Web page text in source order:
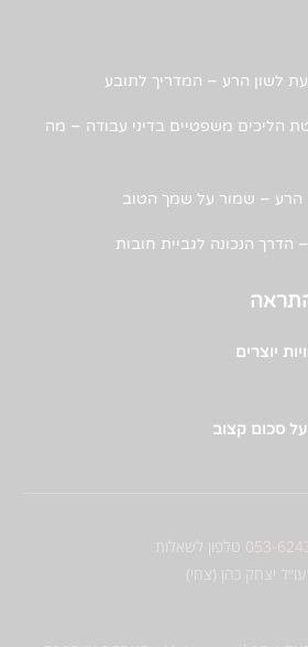
לשון הרע – המדריך לתובע
הליכים משפטיים בדיני עבודה – מה
הרע – שמור על שמך הטוב
הנכונה לגביית חובות
יוצרים
סכום קצוב
053- טלפון לשאלות
עו״ד יצחק כהן (צחי)